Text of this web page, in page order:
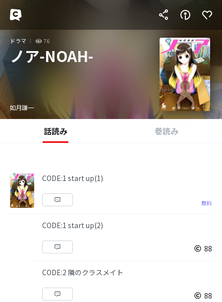
ドラマ 76
ノア-NOAH-
如月謙一
話読み 巻読み
CODE:1 start up(1)
無料
CODE:1 start up(2)
88
CODE:2 隣のクラスメイト
88